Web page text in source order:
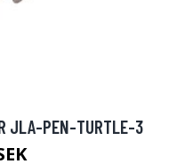
JLA-PEN-TURTLE-3